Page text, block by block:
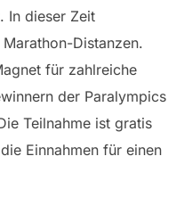
In dieser Zeit
Distanzen.
für zahlreiche
der Paralympics
Teilnahme ist gratis
Einnahmen für einen